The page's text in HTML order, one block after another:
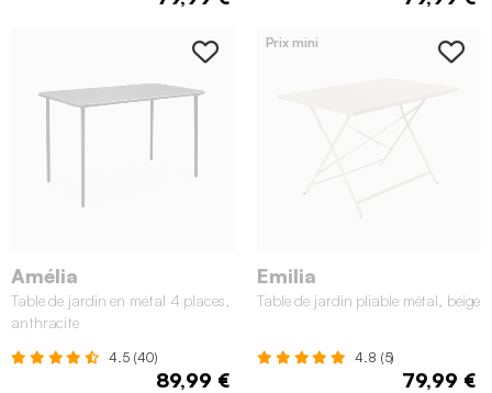
Amélia
Table de jardin en métal 4 places,
anthracite
4.5 (40)
89,99 €
Prix mini
Emilia
Table de jardin pliable métal, beige
4.8 (5)
79,99 €